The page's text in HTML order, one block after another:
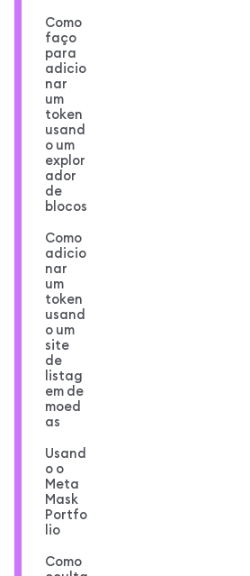
Como
faço
para
adicio
nar
um
token
usand
o um
explor
ador
de
blocos
Como
adicio
nar
um
token
usand
o um
site
de
listag
em de
moed
as
Usand
o o
Meta
Mask
Portfo
lio
Como